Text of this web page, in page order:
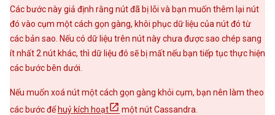
Các bước này giả định rằng nút đã bị lỗi và bạn muốn thêm lại nút
đó vào cụm một cách gọn gàng, khôi phục dữ liệu của nút đó từ
các bản sao. Nếu có dữ liệu trên nút này chưa được sao chép sang
ít nhất 2 nút khác, thì dữ liệu đó sẽ bị mất nếu bạn tiếp tục thực hiện
các bước bên dưới.
Nếu muốn xoá nút một cách gọn gàng khỏi cụm, bạn nên làm theo
các bước để huỷ kích hoạt một nút Cassandra.